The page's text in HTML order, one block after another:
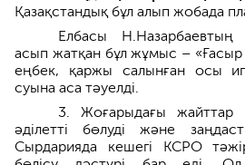
Қазақстандық бұл алып жобада
Елбасы Н.Назарбаевтың
асып жатқан бұл жұмыс –
еңбек, қаржы салынған осы
суына аса тәуелді.
3. Жоғарыдағы жайттар
әділетті бөлуді және
Сырдарияда кешегі КСРО